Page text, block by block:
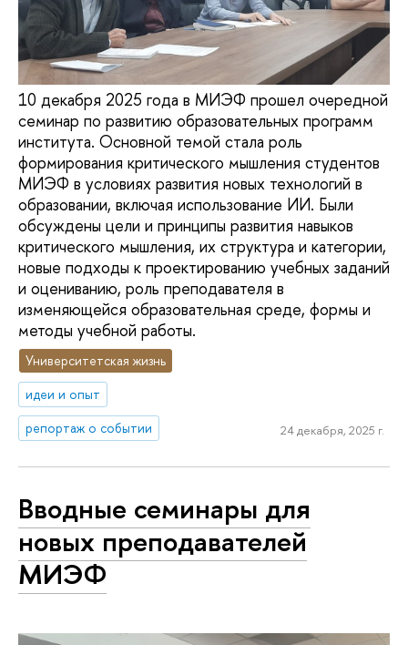
10 декабря 2025 года в МИЭФ прошел очередной
семинар по развитию образовательных программ
института. Основной темой стала роль
формирования критического мышления студентов
МИЭФ в условиях развития новых технологий в
образовании, включая использование ИИ. Были
обсуждены цели и принципы развития навыков
критического мышления, их структура и категории,
новые подходы к проектированию учебных заданий
и оцениванию, роль преподавателя в
изменяющейся образовательная среде, формы и
методы учебной работы.
Университетская жизнь
идеи и опыт
репортаж о событии
24 декабря, 2025 г.
Вводные семинары для
новых преподавателей
МИЭФ